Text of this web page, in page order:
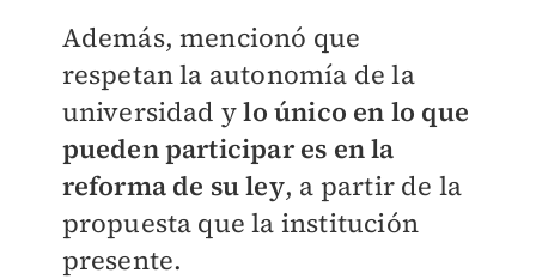
Además, mencionó que
respetan la autonomía de la
universidad ylo único en lo que
pueden participar es en la
reforma de su ley, a partir de la
propuesta que la institución
presente.